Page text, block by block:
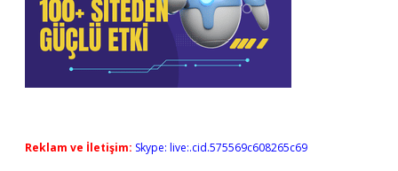
Reklam ve İletişim: Skype: live:.cid.575569c608265c69